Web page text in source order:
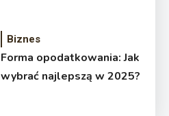
Biznes
Forma opodatkowania: Jak
wybrać najlepszą w 2025?